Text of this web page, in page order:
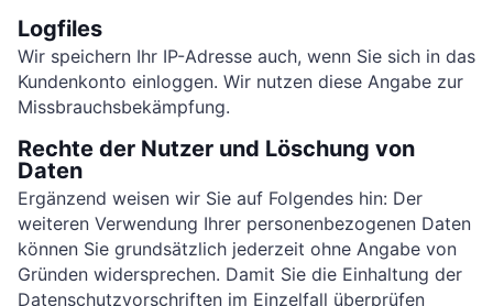
Logfiles
Wir speichern Ihr IP-Adresse auch, wenn Sie sich in das
Kundenkonto einloggen. Wir nutzen diese Angabe zur
Missbrauchsbekämpfung.
Rechte der Nutzer und Löschung von
Daten
Ergänzend weisen wir Sie auf Folgendes hin: Der
weiteren Verwendung Ihrer personenbezogenen Daten
können Sie grundsätzlich jederzeit ohne Angabe von
Gründen widersprechen. Damit Sie die Einhaltung der
Datenschutzvorschriften im Einzelfall überprüfen